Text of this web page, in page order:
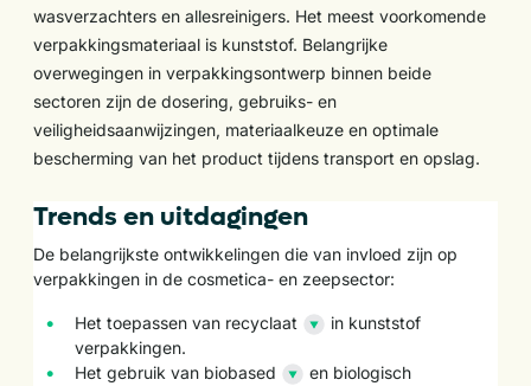
wasverzachters en allesreinigers. Het meest voorkomende
verpakkingsmateriaal is kunststof. Belangrijke
overwegingen in verpakkingsontwerp binnen beide
sectoren zijn de dosering, gebruiks- en
veiligheidsaanwijzingen, materiaalkeuze en optimale
bescherming van het product tijdens transport en opslag.
Trends en uitdagingen
De belangrijkste ontwikkelingen die van invloed zijn op
verpakkingen in de cosmetica- en zeepsector:
Het toepassen van recyclaat
in kunststof
verpakkingen.
Het gebruik van biobased
en biologisch